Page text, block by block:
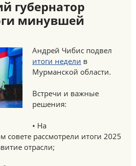
губернатор
минувшей
Андрей Чибис подвел
итоги недели в
Мурманской области.
Встречи и важные
решения:
• На
совете рассмотрели итоги 2025
отрасли;